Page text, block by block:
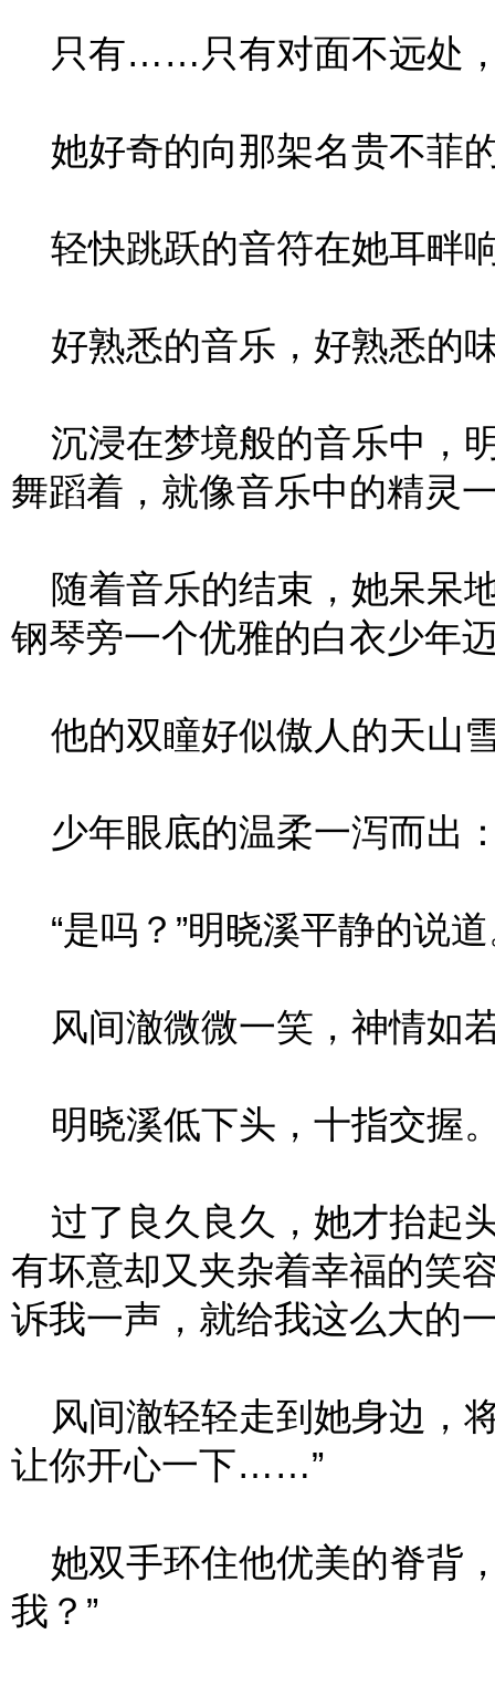
只有……只有对面不远处，
她好奇的向那架名贵不菲
轻快跳跃的音符在她耳
好熟悉的音乐，好熟悉
沉浸在梦境般的音乐中，
舞蹈着，就像音乐中的精
随着音乐的结束，她呆呆
钢琴旁一个优雅的白衣少年
他的双瞳好似傲人的天山
少年眼底的温柔一泻而出
“是吗？”明晓溪平静的说
风间澈微微一笑，神情如
明晓溪低下头，十指交握
过了良久良久，她才抬起
有坏意却又夹杂着幸福的笑
诉我一声，就给我这么大的
风间澈轻轻走到她身边，
让你开心一下……”
她双手环住他优美的脊背
我？”